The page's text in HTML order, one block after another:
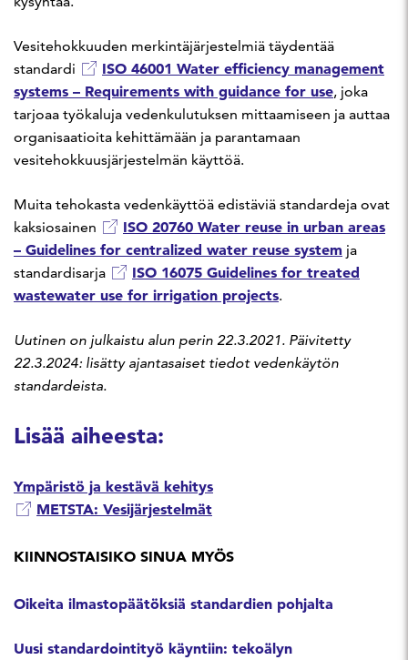
Vesitehokkuuden merkintäjärjestelmiä täydentää
standardi
ISO 46001 Water efficiency management
systems – Requirements with guidance for use, joka
tarjoaa työkaluja vedenkulutuksen mittaamiseen ja auttaa
organisaatioita kehittämään ja parantamaan
vesitehokkuusjärjestelmän käyttöä.
Muita tehokasta vedenkäyttöä edistäviä standardeja ovat
kaksiosainen
ISO 20760 Water reuse in urban areas
– Guidelines for centralized water reuse system ja
standardisarja
ISO 16075 Guidelines for treated
wastewater use for irrigation projects.
Uutinen on julkaistu alun perin 22.3.2021. Päivitetty
22.3.2024: lisätty ajantasaiset tiedot vedenkäytön
standardeista.
Lisää aiheesta:
Ympäristö ja kestävä kehitys
METSTA: Vesijärjestelmät
KIINNOSTAISIKO SINUA MYÖS
Oikeita ilmastopäätöksiä standardien pohjalta
Uusi standardointityö käyntiin: tekoälyn